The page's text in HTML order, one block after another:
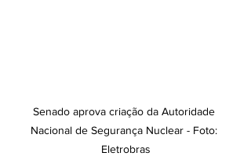
Senado aprova criação da Autoridade
Nacional de Segurança Nuclear - Foto:
Eletrobras